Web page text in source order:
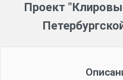
Проект